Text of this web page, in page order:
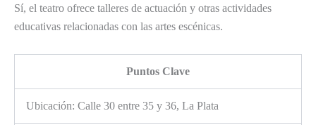
Sí, el teatro ofrece talleres de actuación y otras actividades
educativas relacionadas con las artes escénicas.
Puntos Clave
Ubicación: Calle 30 entre 35 y 36, La Plata